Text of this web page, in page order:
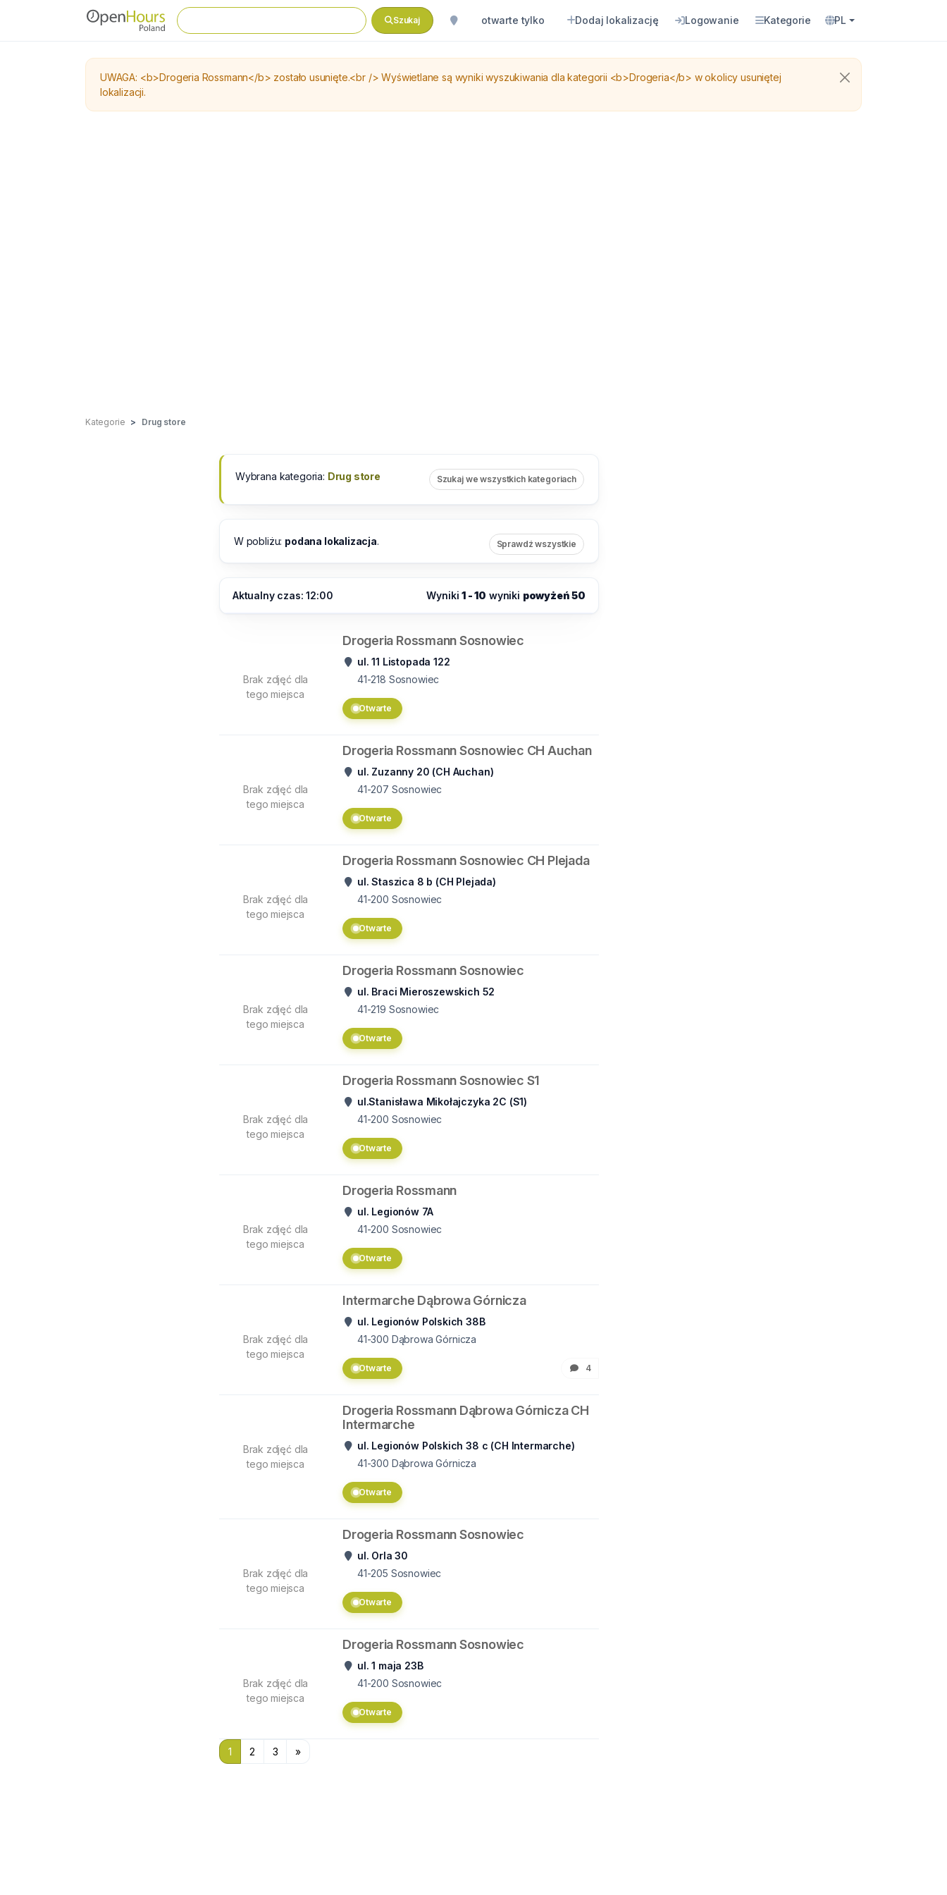
Szukaj otwarte tylko Dodaj lokalizację Logowanie Kategorie PL
UWAGA: <b>Drogeria Rossmann</b> zostało usunięte.<br /> Wyświetlane są wyniki wyszukiwania dla kategorii <b>Drogeria</b> w okolicy usuniętej
lokalizacji.
Kategorie Drug store
Wybrana kategoria: Drug store Szukaj we wszystkich kategoriach
W pobliżu: podana lokalizacja. Sprawdź wszystkie
Aktualny czas: 12:00 Wyniki1 - 10 wyniki powyżeń 50
Brak zdjęć dla
tego miejsca
Drogeria Rossmann Sosnowiec
ul. 11 Listopada 122
41-218 Sosnowiec
Otwarte
Brak zdjęć dla
tego miejsca
Drogeria Rossmann Sosnowiec CH Auchan
ul. Zuzanny 20 (CH Auchan)
41-207 Sosnowiec
Otwarte
Brak zdjęć dla
tego miejsca
Drogeria Rossmann Sosnowiec CH Plejada
ul. Staszica 8 b (CH Plejada)
41-200 Sosnowiec
Otwarte
Brak zdjęć dla
tego miejsca
Drogeria Rossmann Sosnowiec
ul. Braci Mieroszewskich 52
41-219 Sosnowiec
Otwarte
Brak zdjęć dla
tego miejsca
Drogeria Rossmann Sosnowiec S1
ul.Stanisława Mikołajczyka 2C (S1)
41-200 Sosnowiec
Otwarte
Brak zdjęć dla
tego miejsca
Drogeria Rossmann
ul. Legionów 7A
41-200 Sosnowiec
Otwarte
Brak zdjęć dla
tego miejsca
Intermarche Dąbrowa Górnicza
ul. Legionów Polskich 38B
41-300 Dąbrowa Górnicza
Otwarte 4
Brak zdjęć dla
tego miejsca
Drogeria Rossmann Dąbrowa Górnicza CH
Intermarche
ul. Legionów Polskich 38 c (CH Intermarche)
41-300 Dąbrowa Górnicza
Otwarte
Brak zdjęć dla
tego miejsca
Drogeria Rossmann Sosnowiec
ul. Orla 30
41-205 Sosnowiec
Otwarte
Brak zdjęć dla
tego miejsca
Drogeria Rossmann Sosnowiec
ul. 1 maja 23B
41-200 Sosnowiec
Otwarte
1 2 3 »